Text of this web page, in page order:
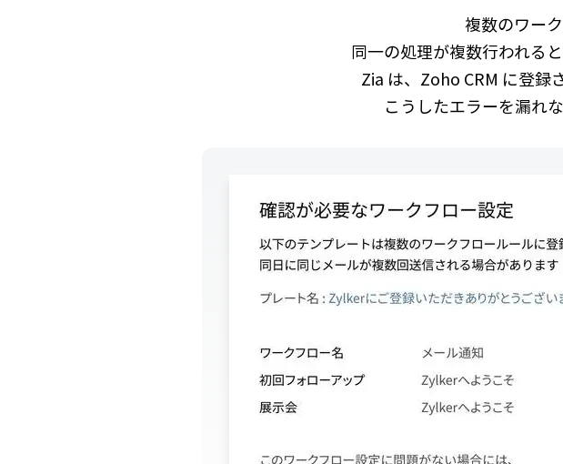
複数のワー
同一の処理が複数行われる
Zia は、Zoho CRM に登録
こうしたエラーを漏れ